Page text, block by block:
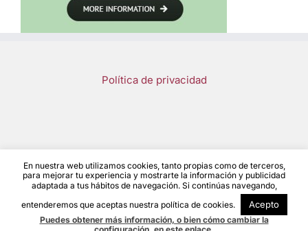
Política de privacidad
Save a Girl Save a Generation 2023 | Diseño y desarrollo Noelia
Fernández
FacebookInstagramYouTubeLinkedIn
En nuestra web utilizamos cookies, tanto propias como de terceros,
para mejorar tu experiencia y mostrarte la información y publicidad
adaptada a tus hábitos de navegación. Si continúas navegando,
entenderemos que aceptas nuestra política de cookies.
Acepto
Puedes obtener más información, o bien cómo cambiar la